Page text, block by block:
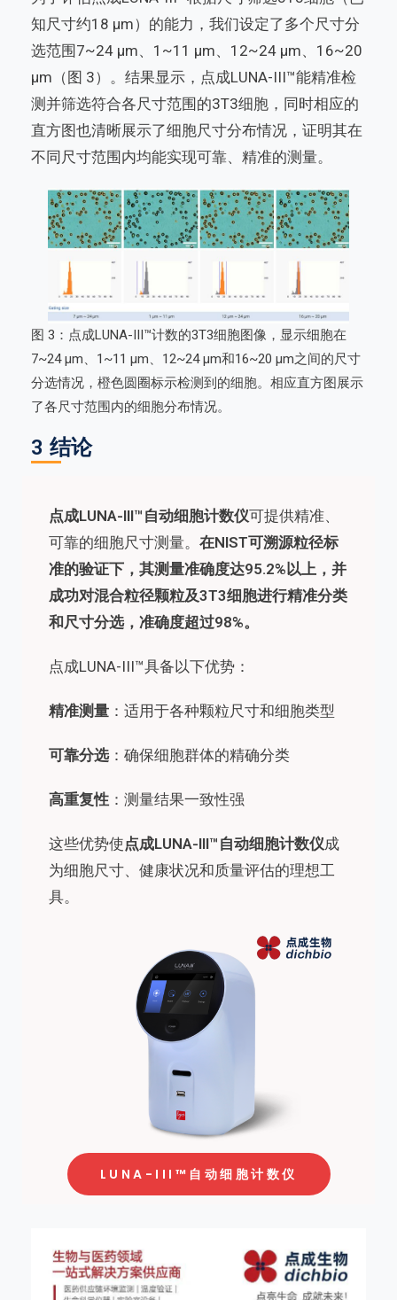
知尺寸约18 µm）的能力，我们设定了多个尺寸分
选范围7~24 µm、1~11 µm、12~24 µm、16~20
µm（图 3）。结果显示，点成LUNA-III™能精准检
测并筛选符合各尺寸范围的3T3细胞，同时相应的
直方图也清晰展示了细胞尺寸分布情况，证明其在
不同尺寸范围内均能实现可靠、精准的测量。
图 3：点成LUNA-III™计数的3T3细胞图像，显示细胞在
7~24 µm、1~11 µm、12~24 µm和16~20 µm之间的尺寸
分选情况，橙色圆圈标示检测到的细胞。相应直方图展示
了各尺寸范围内的细胞分布情况。
3 结论
点成LUNA-III™自动细胞计数仪可提供精准、
可靠的细胞尺寸测量。 在NIST可溯源粒径标
准的验证下，其测量准确度达95.2%以上，并
成功对混合粒径颗粒及3T3细胞进行精准分类
和尺寸分选，准确度超过98%。
点成LUNA-III™具备以下优势：
精准测量 ：适用于各种颗粒尺寸和细胞类型
可靠分选：确保细胞群体的精确分类
高重复性 ：测量结果一致性强
这些优势使点成LUNA-III™自动细胞计数仪成
为细胞尺寸、健康状况和质量评估的理想工
具。
LUNA-III™自动细胞计数仪